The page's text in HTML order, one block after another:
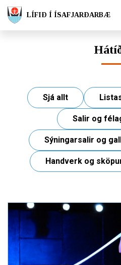
LÍFIÐ Í ÍSAFJARÐARBÆ
Sjá allt
Salir og
Sýningarsalir og
Handverk og